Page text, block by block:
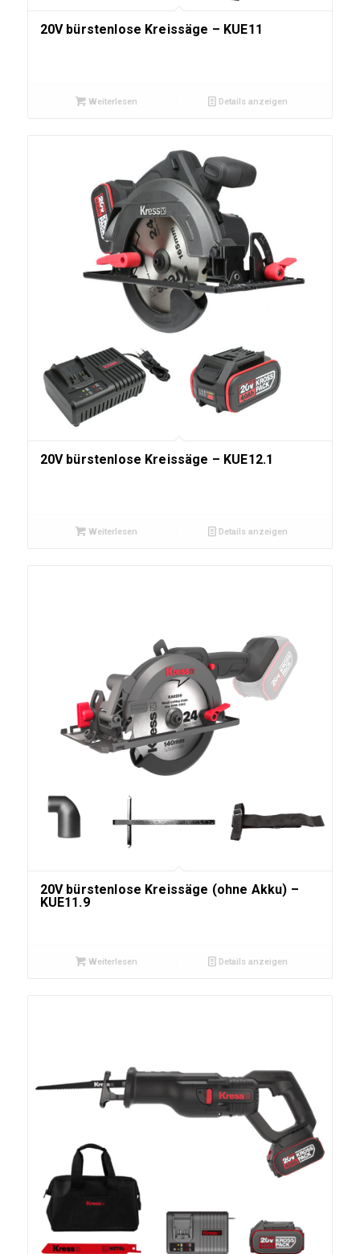
20V bürstenlose Kreissäge – KUE11
Weiterlesen Details anzeigen
20V bürstenlose Kreissäge – KUE12.1
Weiterlesen Details anzeigen
20V bürstenlose Kreissäge (ohne Akku) –
KUE11.9
Weiterlesen Details anzeigen